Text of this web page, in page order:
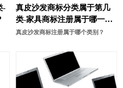
啡商标注册
卤味商标注册
注册
-
真皮沙发商标分类属于第几
类-家具商标注册属于哪一
类？
真皮沙发商标注册属于哪个类别？